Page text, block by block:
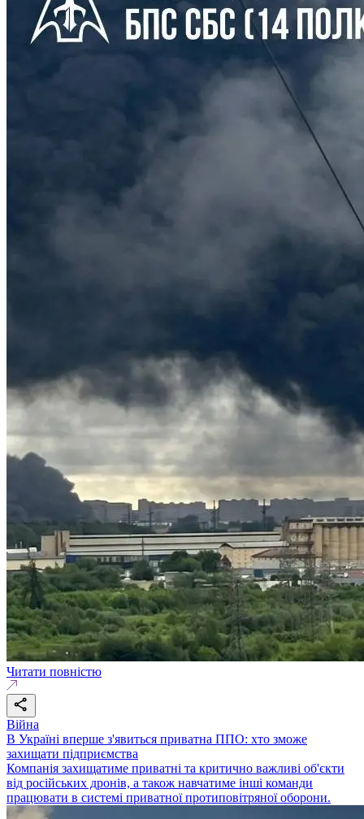
Читати повністю
Війна
В Україні вперше з'явиться приватна ППО: хто зможе
захищати підприємства
Компанія захищатиме приватні та критично важливі об'єкти
від російських дронів, а також навчатиме інші команди
працювати в системі приватної протиповітряної оборони.